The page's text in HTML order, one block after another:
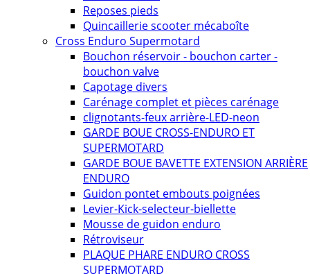
Reposes pieds
Quincaillerie scooter mécaboîte
Cross Enduro Supermotard
Bouchon réservoir - bouchon carter -
bouchon valve
Capotage divers
Carénage complet et pièces carénage
clignotants-feux arrière-LED-neon
GARDE BOUE CROSS-ENDURO ET
SUPERMOTARD
GARDE BOUE BAVETTE EXTENSION ARRIÈRE
ENDURO
Guidon pontet embouts poignées
Levier-Kick-selecteur-biellette
Mousse de guidon enduro
Rétroviseur
PLAQUE PHARE ENDURO CROSS
SUPERMOTARD